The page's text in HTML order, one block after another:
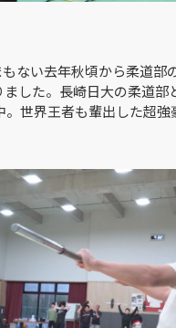
ない去年秋頃から柔道部
した。長崎日大の柔道部
。世界王者も輩出した超強